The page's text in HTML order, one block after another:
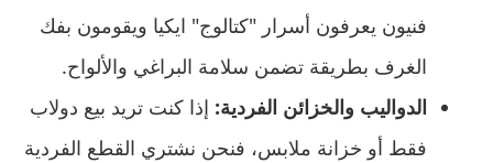
فنيون يعرفون أسرار "كتالوج" ايكيا ويقومون بفك
الغرف بطريقة تضمن سلامة البراغي والألواح.
الدواليب والخزائن الفردية: إذا كنت تريد بيع دولاب
فقط أو خزانة ملابس، فنحن نشتري القطع الفردية